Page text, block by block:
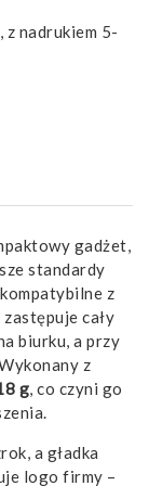
z nadrukiem 5-
gadżet,
standardy
z
cały
biurku, a przy
z
g, co czyni go
a gładka
logo firmy –